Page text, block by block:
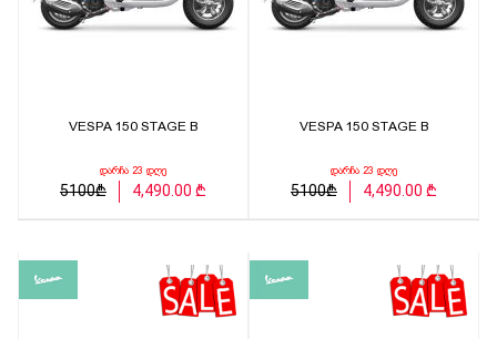
VESPA 150 STAGE B
დარჩა 23 დღე
5100₾ 4,490.00 ₾
VESPA 150 STAGE B
დარჩა 23 დღე
5100₾ 4,490.00 ₾